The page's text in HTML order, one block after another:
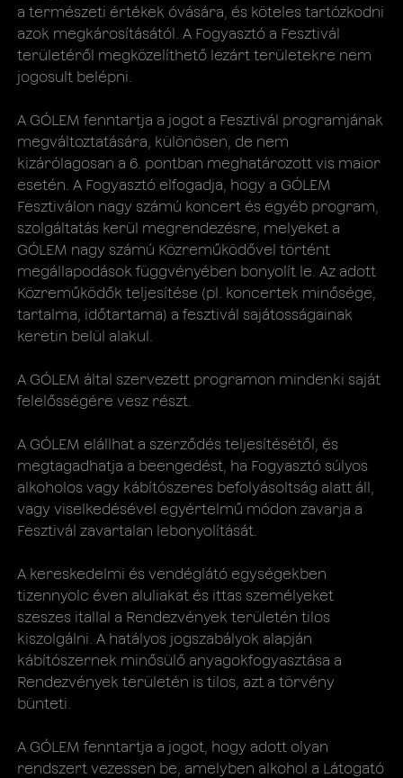
a természeti értékek óvására, és köteles tartózkodni
azok megkárosításától. A Fogyasztó a Fesztivál
területéről megközelíthető lezárt területekre nem
jogosult belépni.
A GÓLEM fenntartja a jogot a Fesztivál programjának
megváltoztatására, különösen, de nem
kizárólagosan a 6. pontban meghatározott ​vis maior
esetén. A Fogyasztó elfogadja, hogy a GÓLEM
Fesztiválon nagy számú koncert és egyéb program,
szolgáltatás kerül megrendezésre, melyeket a
GÓLEM nagy számú Közreműködővel történt
megállapodások függvényében bonyolít le. Az adott
Közreműködők teljesítése (pl. koncertek minősége,
tartalma, időtartama) a fesztivál sajátosságainak
keretin belül alakul.
A GÓLEM által szervezett programon mindenki saját
felelősségére vesz részt.
A GÓLEM elállhat a szerződés teljesítésétől, és
megtagadhatja a beengedést, ha Fogyasztó súlyos
alkoholos vagy kábítószeres befolyásoltság alatt áll,
vagy viselkedésével egyértelmű módon zavarja a
Fesztivál zavartalan lebonyolítását.
A kereskedelmi és vendéglátó egységekben
tizennyolc éven aluliakat és ittas személyeket
szeszes itallal a Rendezvények területén tilos
kiszolgálni. A hatályos jogszabályok alapján
kábítószernek minősülő anyagokfogyasztása a
Rendezvények területén is tilos, azt a törvény
bünteti.
A GÓLEM fenntartja a jogot, hogy adott olyan
rendszert vezessen be, amelyben alkohol a Látogató